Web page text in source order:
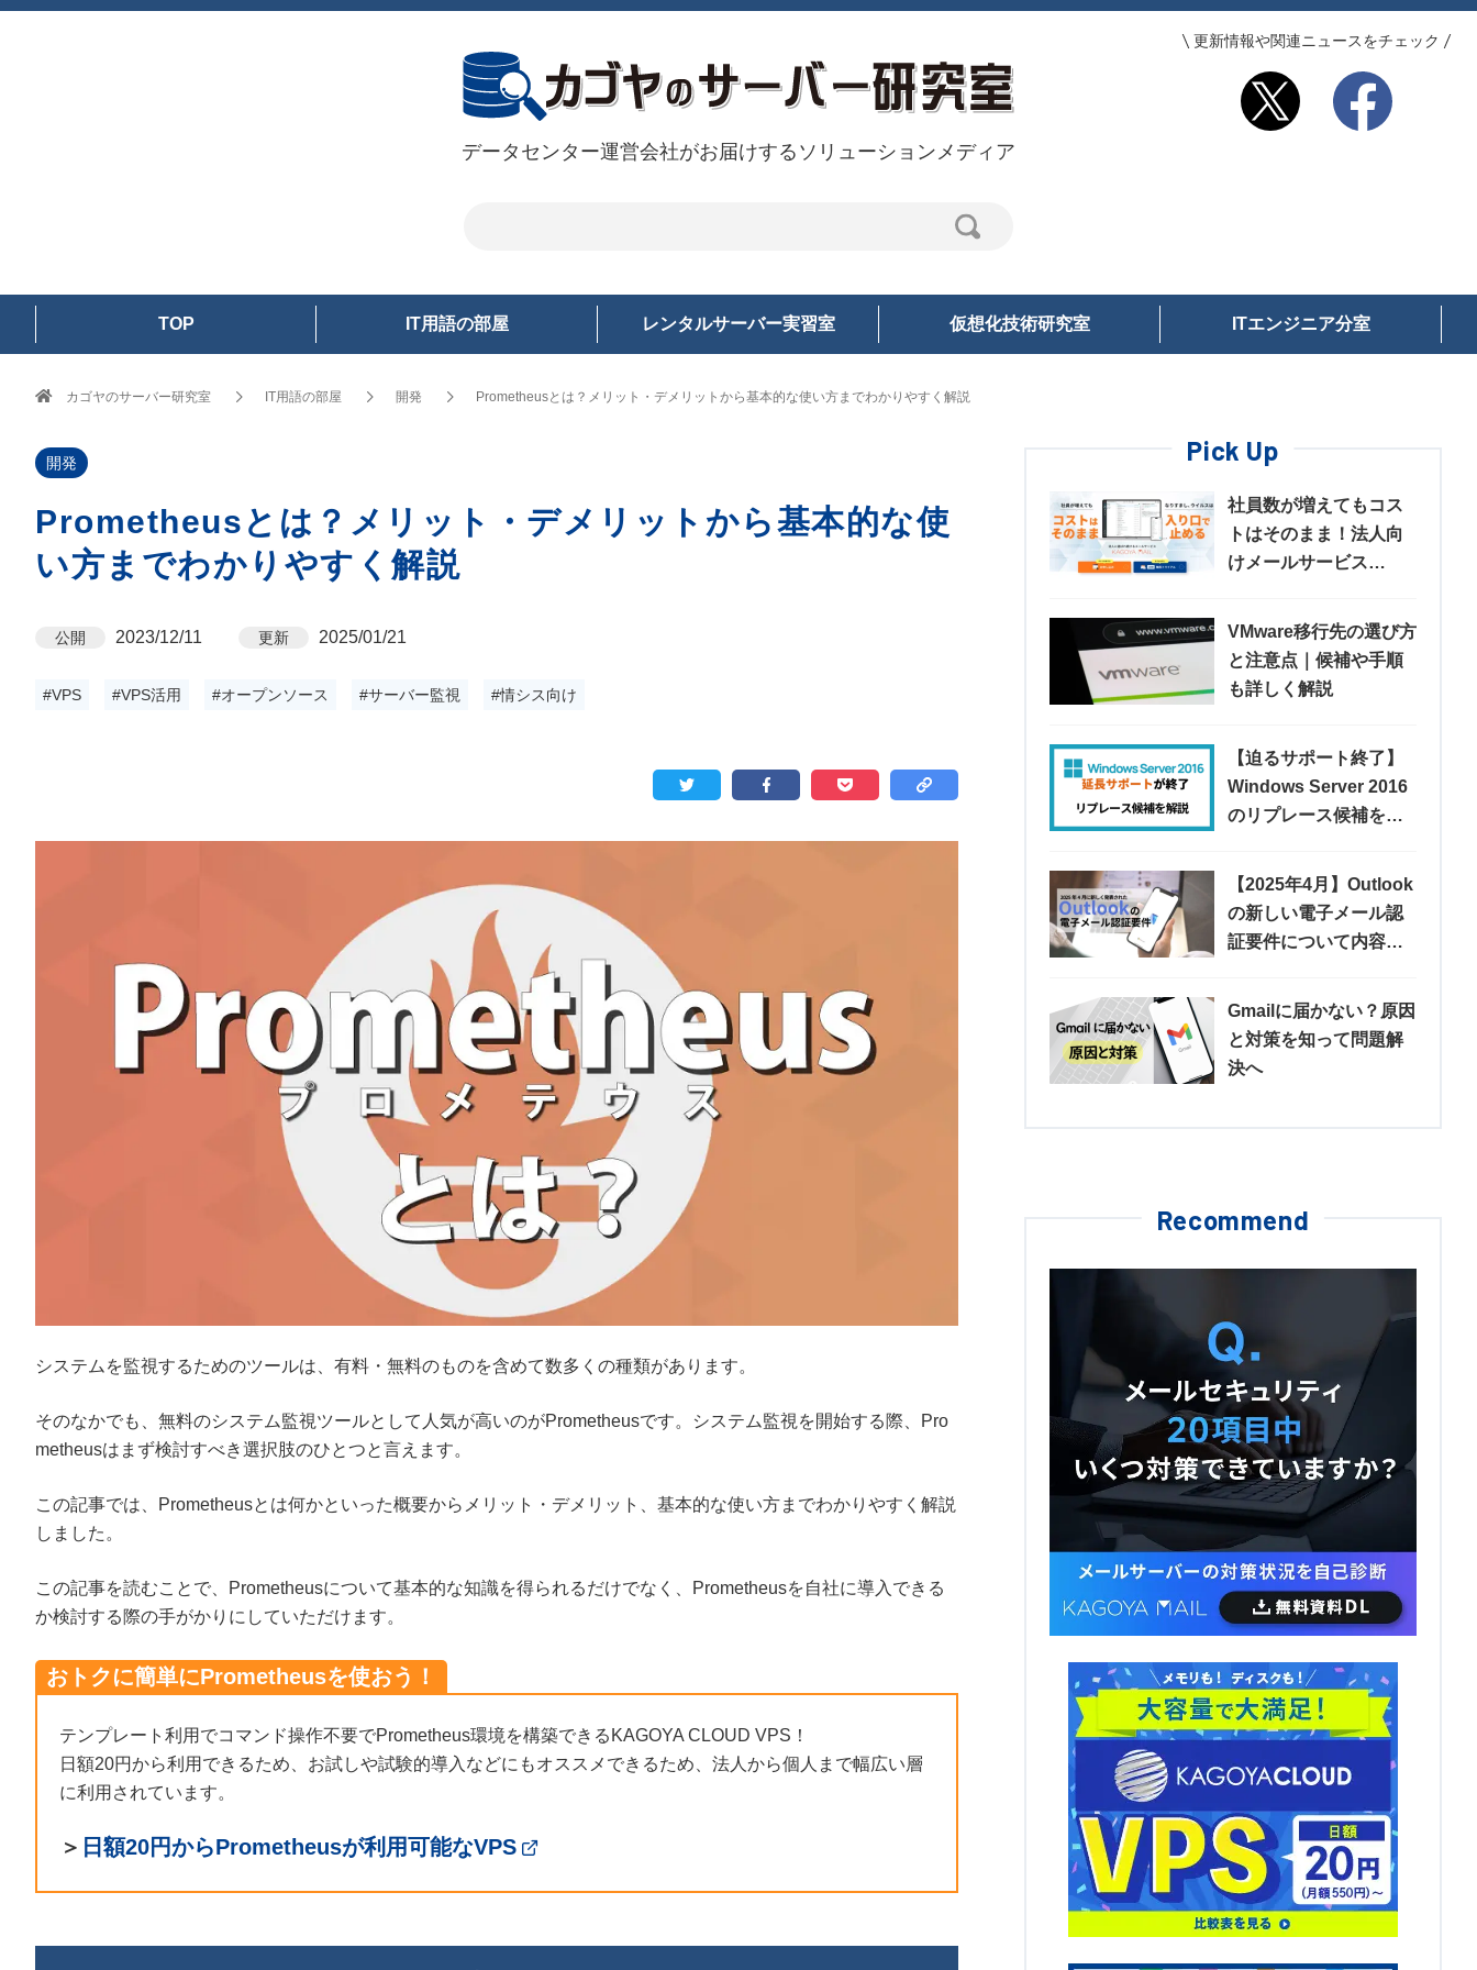
データセンター運営会社がお届けするソリューションメディア
更新情報や関連ニュースをチェック
TOP IT用語の部屋 レンタルサーバー実習室 仮想化技術研究室 ITエンジニア分室
カゴヤのサーバー研究室 IT用語の部屋 開発 Prometheusとは？メリット・デメリットから基本的な使い方までわかりやすく解説
開発
Prometheusとは？メリット・デメリットから基本的な使
い方までわかりやすく解説
公開 2023/12/11 更新 2025/01/21
#VPS #VPS活用 #オープンソース #サーバー監視 #情シス向け
システムを監視するためのツールは、有料・無料のものを含めて数多くの種類があります。
そのなかでも、無料のシステム監視ツールとして人気が高いのがPrometheusです。システム監視を開始する際、Pro
metheusはまず検討すべき選択肢のひとつと言えます。
この記事では、Prometheusとは何かといった概要からメリット・デメリット、基本的な使い方までわかりやすく解説
しました。
この記事を読むことで、Prometheusについて基本的な知識を得られるだけでなく、Prometheusを自社に導入できる
か検討する際の手がかりにしていただけます。
おトクに簡単にPrometheusを使おう！
テンプレート利用でコマンド操作不要でPrometheus環境を構築できるKAGOYA CLOUD VPS！
日額20円から利用できるため、お試しや試験的導入などにもオススメできるため、法人から個人まで幅広い層
に利用されています。
＞ 日額20円からPrometheusが利用可能なVPS
Pick Up
社員数が増えてもコス
トはそのまま！法人向
けメールサービス
VMware移行先の選び方
と注意点｜候補や手順
も詳しく解説
【迫るサポート終了】
Windows Server 2016
のリプレース候補を紹
【2025年4月】Outlook
の新しい電子メール認
証要件について内容や
Gmailに届かない？原因
と対策を知って問題解
決へ
Recommend